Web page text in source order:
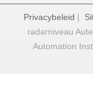
Privacybeleid |
radarniveau
Automation